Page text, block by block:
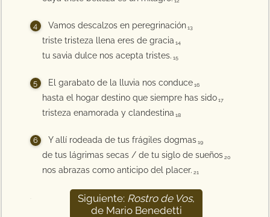
Vamos descalzos en peregrinación 13
triste tristeza llena eres de gracia 14
tu savia dulce nos acepta tristes. 15
El garabato de la lluvia nos conduce 16
hasta el hogar destino que siempre has sido 17
tristeza enamorada y clandestina 18
Y allí rodeada de tus frágiles dogmas 19
de tus lágrimas secas / de tu siglo de sueños 20
nos abrazas como anticipo del placer. 21
Siguiente: Rostro de Vos,
de Mario Benedetti